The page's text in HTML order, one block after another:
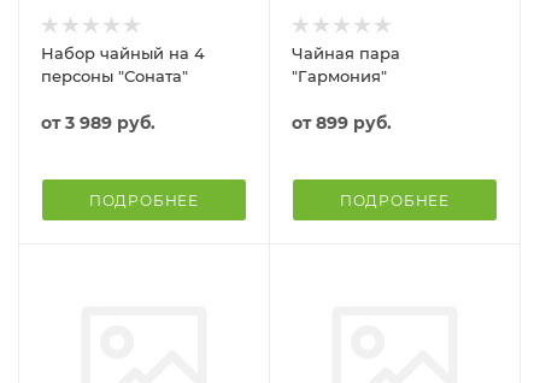
Набор чайный на 4
персоны "Соната"
от3 989 руб.
ПОДРОБНЕЕ
Чайная пара
"Гармония"
от899 руб.
ПОДРОБНЕЕ